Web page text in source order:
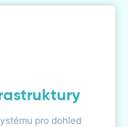
pro dohled